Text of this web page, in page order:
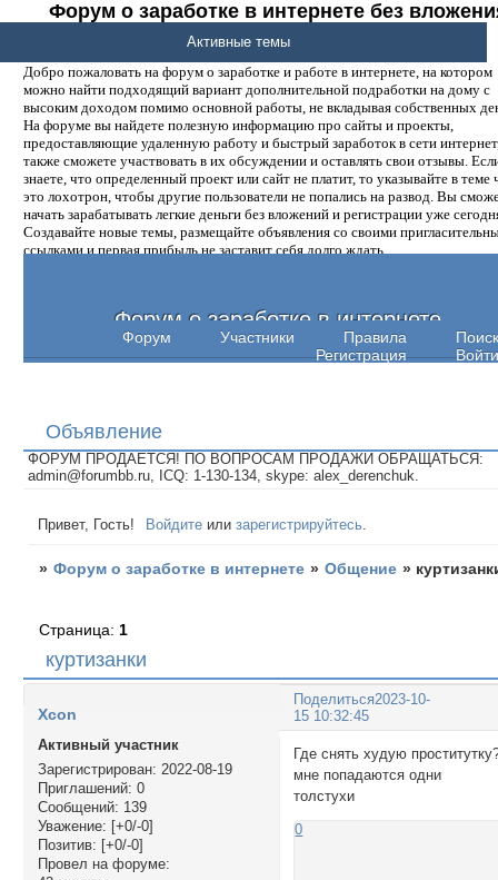
Форум о заработке в интернете без
денег.
Добро пожаловать на форум о заработке и работе в интернете, на котором
можно найти подходящий вариант дополнительной подработки на дому с
высоким доходом помимо основной работы, не вкладывая собственных
На форуме вы найдете полезную информацию про сайты и проекты,
предоставляющие удаленную работу и быстрый заработок в сети
также сможете участвовать в их обсуждении и оставлять свои отзывы.
знаете, что определенный проект или сайт не платит, то указывайте в теме
это лохотрон, чтобы другие пользователи не попались на развод. Вы
начать зарабатывать легкие деньги без вложений и регистрации уже
Создавайте новые темы, размещайте объявления со своими
ссылками и первая прибыль не заставит себя долго ждать.
Форум о заработке в интернете
Форум Участники Правила
Поиск
Регистрация
Войти
Активные темы
Объявление
ФОРУМ ПРОДАЕТСЯ! ПО ВОПРОСАМ ПРОДАЖИ ОБРАЩАТЬСЯ:
admin@forumbb.ru, ICQ: 1-130-134, skype: alex_derenchuk.
Привет, Гость! Войдите илизарегистрируйтесь
» Форум о заработке в интернете » Общение »
куртизанки
Страница: 1
Поделиться2023-10-
15 10:32:45
Xcon
Активный участник
Зарегистрирован: 2022-08-19
Приглашений: 0
Сообщений: 139
Уважение: [+0/-0]
Позитив: [+0/-0]
Провел на форуме:
Где снять худую
мне попадаются одни
толстухи
0